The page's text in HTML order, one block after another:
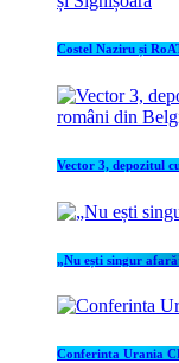
Costel Naziru și
Vector 3, depozitul
„Nu ești singur
Conferinta Urania